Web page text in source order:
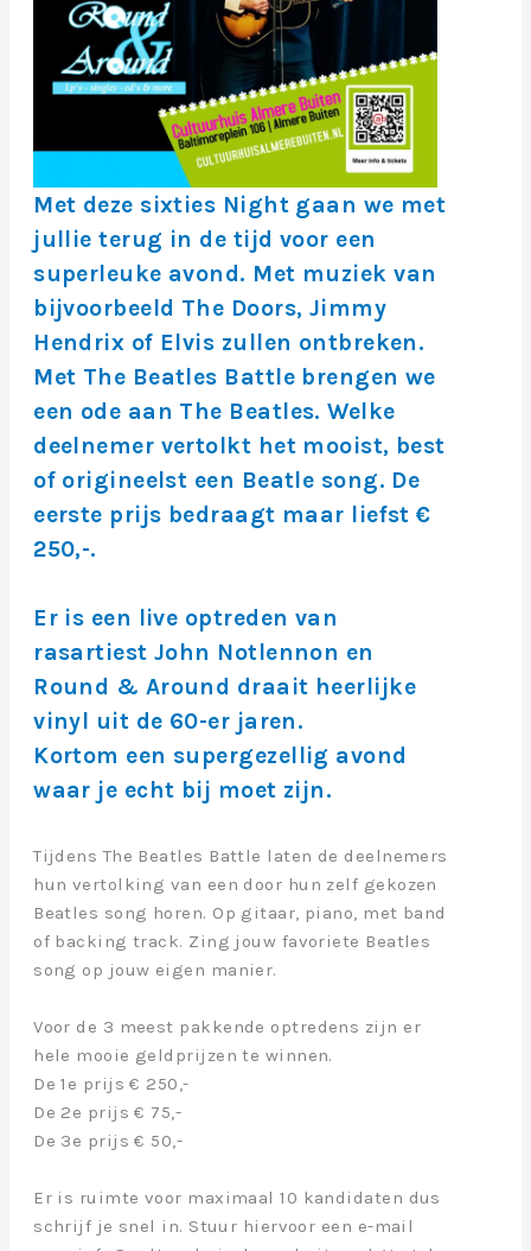
Met deze sixties Night gaan we met
jullie terug in de tijd voor een
superleuke avond. Met muziek van
bijvoorbeeld The Doors, Jimmy
Hendrix of Elvis zullen ontbreken.
Met The Beatles Battle brengen we
een ode aan The Beatles. Welke
deelnemer vertolkt het mooist, best
of origineelst een Beatle song. De
eerste prijs bedraagt maar liefst €
250,-.
Er is een live optreden van
rasartiest John Notlennon en
Round & Around draait heerlijke
vinyl uit de 60-er jaren.
Kortom een supergezellig avond
waar je echt bij moet zijn.
Tijdens The Beatles Battle laten de deelnemers
hun vertolking van een door hun zelf gekozen
Beatles song horen. Op gitaar, piano, met band
of backing track. Zing jouw favoriete Beatles
song op jouw eigen manier.
Voor de 3 meest pakkende optredens zijn er
hele mooie geldprijzen te winnen.
De 1e prijs € 250,-
De 2e prijs € 75,-
De 3e prijs € 50,-
Er is ruimte voor maximaal 10 kandidaten dus
schrijf je snel in. Stuur hiervoor een e-mail